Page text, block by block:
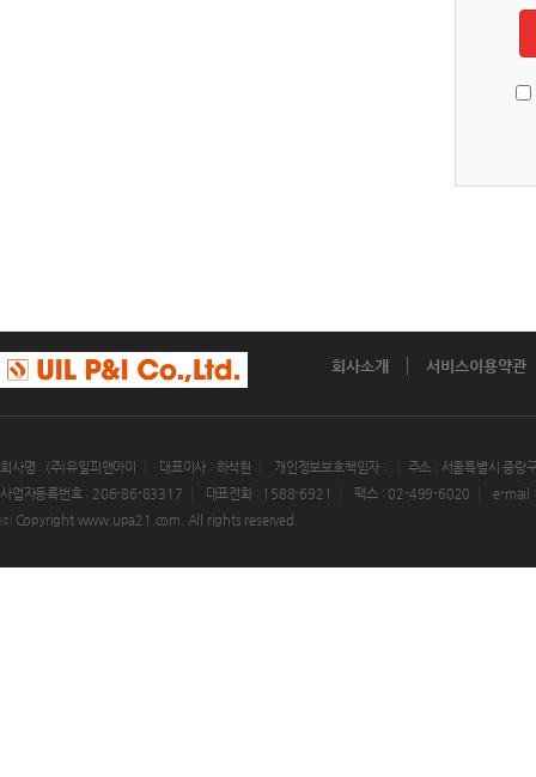
번
회사소개 서비스이용약관
회사명 : (주)유일피앤아이 대표이사 : 하석현 개인정보보호책임자 :
주소 : 서울특별시 중
사업자등록번호 : 206-86-83317
대표전화 : 1588-6921 팩스 : 02-499-6020
e-mail
ⓒ Copyright www.upa21.com. All rights reserved.